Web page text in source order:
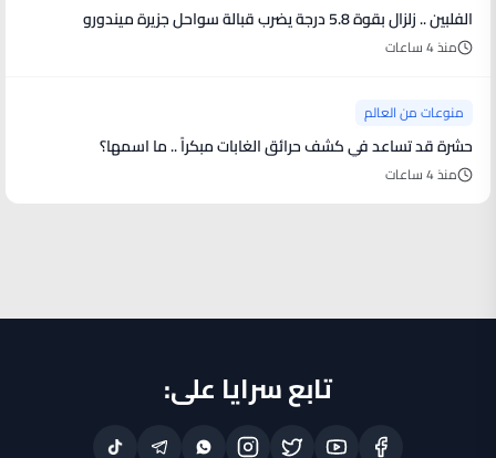
الفلبين .. زلزال بقوة 5.8 درجة يضرب قبالة سواحل جزيرة ميندورو
منذ 4 ساعات
منوعات من العالم
حشرة قد تساعد في كشف حرائق الغابات مبكراً .. ما اسمها؟
منذ 4 ساعات
تابع سرايا على: